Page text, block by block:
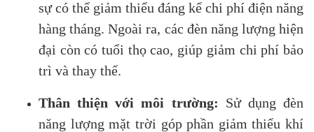
sự có thể giảm thiểu đáng kể chi phí điện năng
hàng tháng. Ngoài ra, các đèn năng lượng hiện
đại còn có tuổi thọ cao, giúp giảm chi phí bảo
trì và thay thế.
Thân thiện với môi trường: Sử dụng đèn
năng lượng mặt trời góp phần giảm thiểu khí